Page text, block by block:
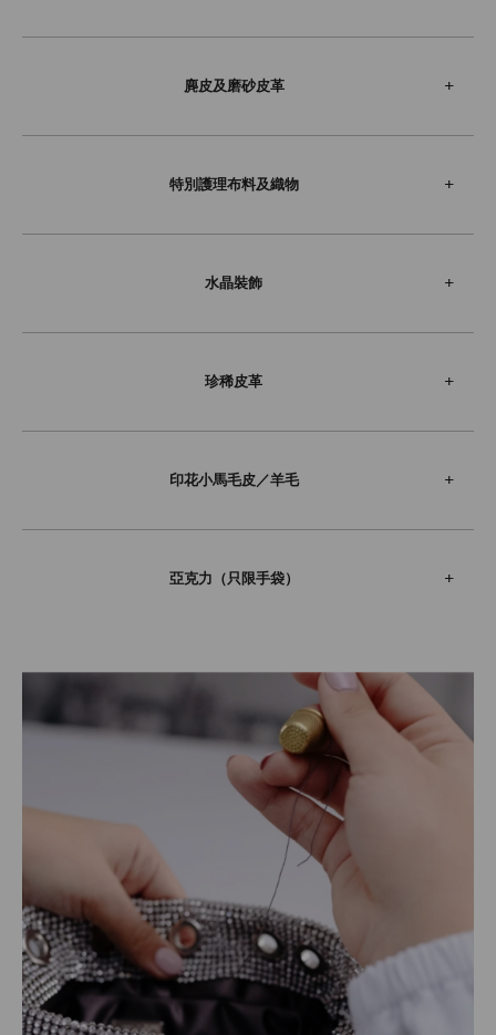
麂皮及磨砂皮革
特別護理布料及織物
水晶裝飾
珍稀皮革
印花小馬毛皮／羊毛
亞克力（只限手袋）